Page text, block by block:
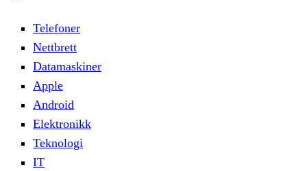
Telefoner
Nettbrett
Datamaskiner
Apple
Android
Elektronikk
Teknologi
IT